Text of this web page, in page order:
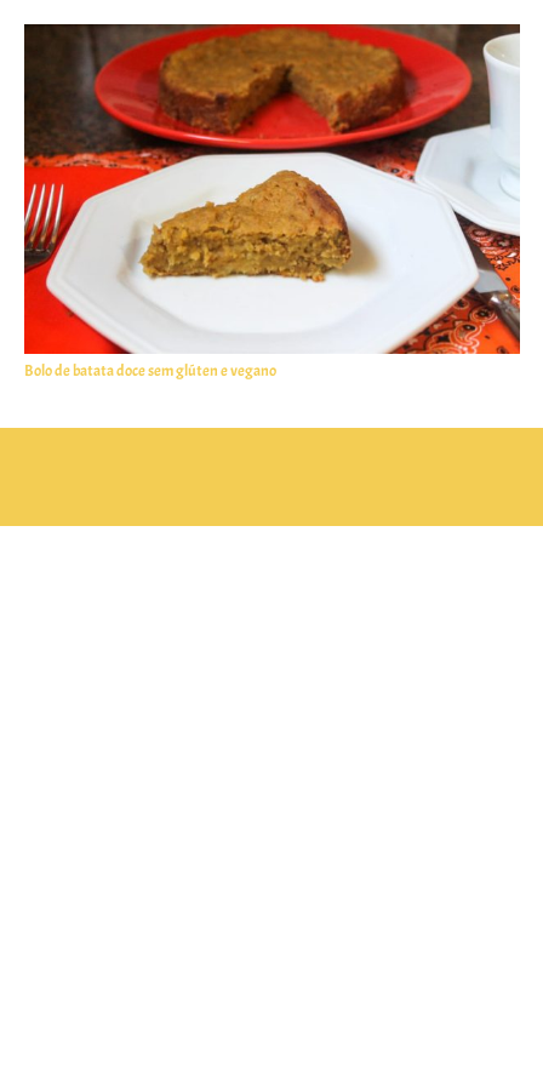
Bolo de batata doce sem glúten e vegano